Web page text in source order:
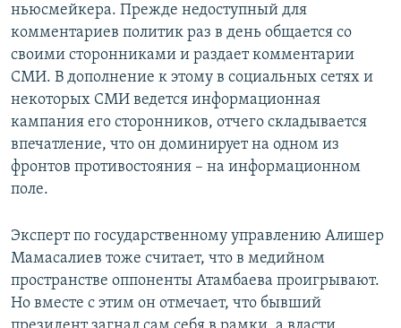
ньюсмейкера. Прежде недоступный для
комментариев политик раз в день общается со
своими сторонниками и раздает комментарии
СМИ. В дополнение к этому в социальных сетях и
некоторых СМИ ведется информационная
кампания его сторонников, отчего складывается
впечатление, что он доминирует на одном из
фронтов противостояния – на информационном
поле.
Эксперт по государственному управлению Алишер
Мамасалиев тоже считает, что в медийном
пространстве оппоненты Атамбаева проигрывают.
Но вместе с этим он отмечает, что бывший